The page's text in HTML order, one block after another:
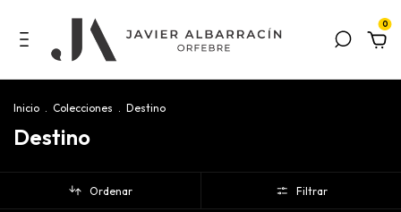
0
Inicio . Colecciones . Destino
Destino
Ordenar Filtrar